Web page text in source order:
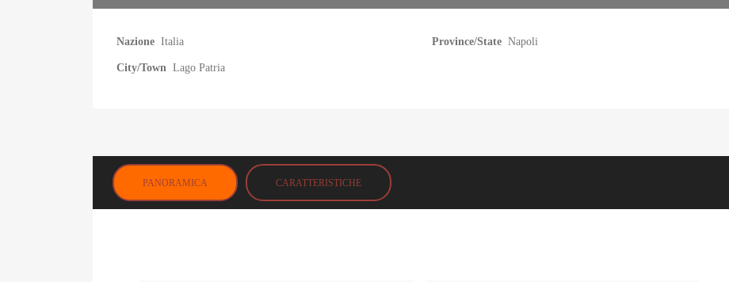
Nazione Italia Province/State Napoli
City/Town Lago Patria
PANORAMICA CARATTERISTICHE